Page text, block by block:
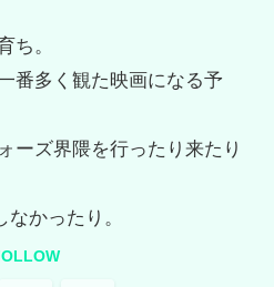
ち。
番多く観た映画になる予
ーズ界隈を行ったり来たり
かったり。